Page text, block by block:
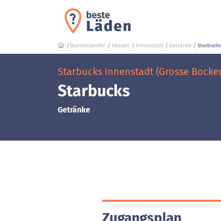
Bundesländer Hessen Innenstadt Getränke
Starbucks Innenstadt (Grosse
Starbucks
Getränke